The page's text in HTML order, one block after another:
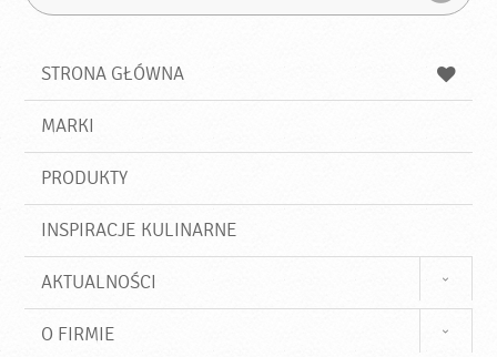
s
u
k
a
j
a
a
Z
a
j
STRONA GŁÓWNA
MARKI
PRODUKTY
INSPIRACJE KULINARNE
AKTUALNOŚCI
O FIRMIE